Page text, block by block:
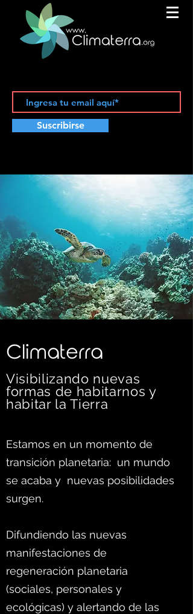
Suscribirse
C limaterra
Visibilizando nuevas
formas de habitarnos y
habitar la Tierra
Estamos en un momento de
transición planetaria: un mundo
se acaba y nuevas posibilidades
surgen.
Difundiendo las nuevas
manifestaciones de
regeneración planetaria
(sociales, personales y
ecológicas) y alertando de las